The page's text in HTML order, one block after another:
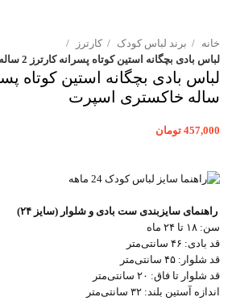
خانه برند لباس کودک
کارترز
لباس بادی بچگانه استین کوتاه پسرانه کارترز 2 ساله خاکستری اسپرت
ساله خاکستری اسپرت
457,000 تومان
راهنمای سایزبندی ست بادی و شلوار (سایز ۲۴)
سن: ۱۸ تا ۲۴ ماه
قد بادی: ۴۶ سانتی‌متر
قد شلوار: ۴۵ سانتی‌متر
قد شلوار تا فاق: ۲۰ سانتی‌متر
اندازه آستین بلند: ۳۲ سانتی‌متر